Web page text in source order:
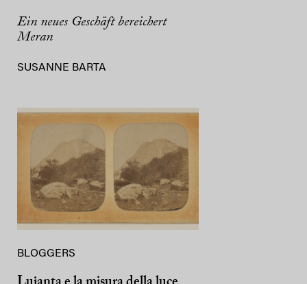
Ein neues Geschäft bereichert
Meran
SUSANNE BARTA
BLOGGERS